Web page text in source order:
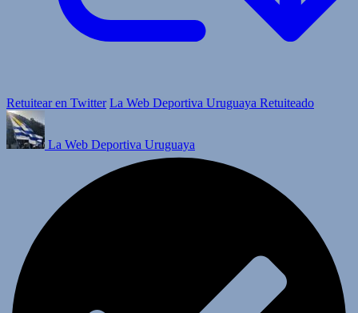
Retuitear en Twitter La Web Deportiva Uruguaya Retuiteado
La Web Deportiva Uruguaya